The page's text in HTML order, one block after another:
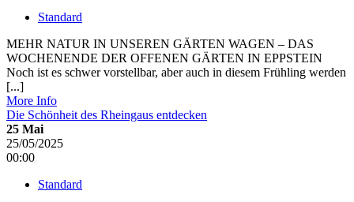
Standard
MEHR NATUR IN UNSEREN GÄRTEN WAGEN – DAS
WOCHENENDE DER OFFENEN GÄRTEN IN EPPSTEIN
Noch ist es schwer vorstellbar, aber auch in diesem Frühling werden
[...]
More Info
Die Schönheit des Rheingaus entdecken
25 Mai
25/05/2025
00:00
Standard